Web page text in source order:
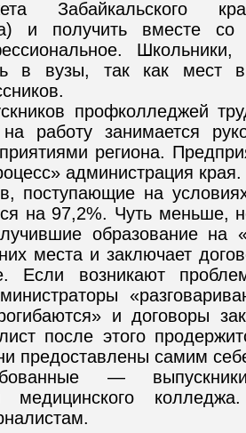
Забайкальского
и получить вместе
в вузы, так как мест
профколледжей
работу занимается
региона.
администрация края.
поступающие на
на 97,2%. Чуть меньше,
образование на
места и заключает
Если возникают
и договоры
после этого
предоставлены самим
— выпускники